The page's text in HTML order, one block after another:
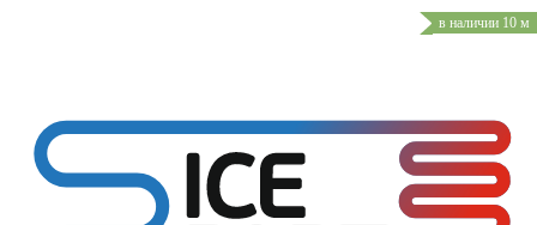
в наличии 10 м